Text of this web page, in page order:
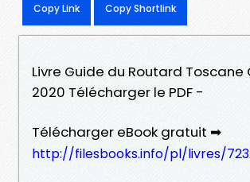
Copy Link Copy Shortlink
Livre Guide du Routard Toscane
2020 Télécharger le PDF -
Télécharger eBook gratuit ➡
http://filesbooks.info/pl/livres/